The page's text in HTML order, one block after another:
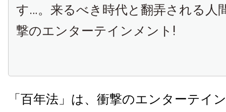
す…。来るべき時代と翻弄される人
撃のエンターテインメント!
「百年法」は、衝撃のエンターテイ